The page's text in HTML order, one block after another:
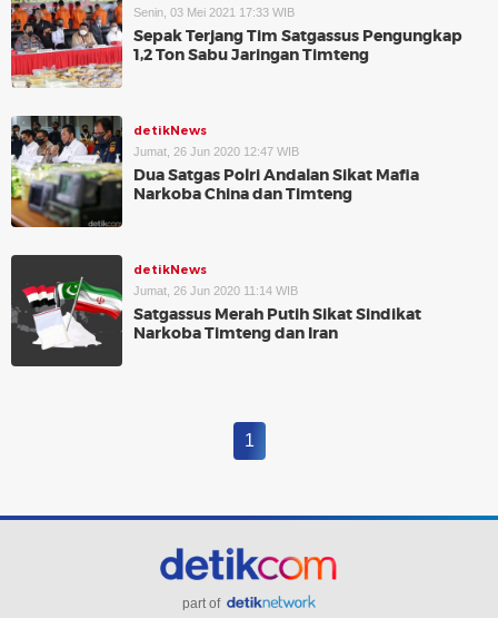
Senin, 03 Mei 2021 17:33 WIB
Sepak Terjang Tim Satgassus Pengungkap
1,2 Ton Sabu Jaringan Timteng
detikNews
Jumat, 26 Jun 2020 12:47 WIB
Dua Satgas Polri Andalan Sikat Mafia
Narkoba China dan Timteng
detikNews
Jumat, 26 Jun 2020 11:14 WIB
Satgassus Merah Putih Sikat Sindikat
Narkoba Timteng dan Iran
1
part of